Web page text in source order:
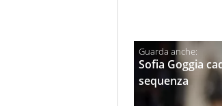
Sofia Goggia
sequenza